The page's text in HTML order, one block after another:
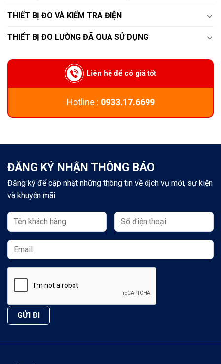
THIẾT BỊ ĐO VÀ KIỂM TRA ĐIỆN
THIẾT BỊ ĐO LƯỜNG ĐÃ QUA SỬ DỤNG
Liên hệ để có giá tốt
Hotline : 0933.17.6699
ĐĂNG KÝ NHẬN THÔNG BÁO
Đăng ký để cập nhật những thông tin về dịch vụ mới, sự kiện
và khuyến mãi